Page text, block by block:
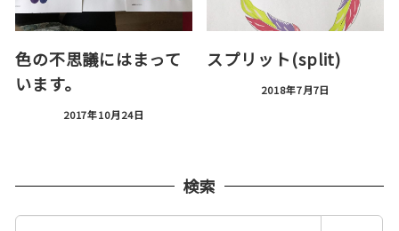
色の不思議にはまって
います。
2017年10月24日
スプリット(split)
2018年7月7日
検索